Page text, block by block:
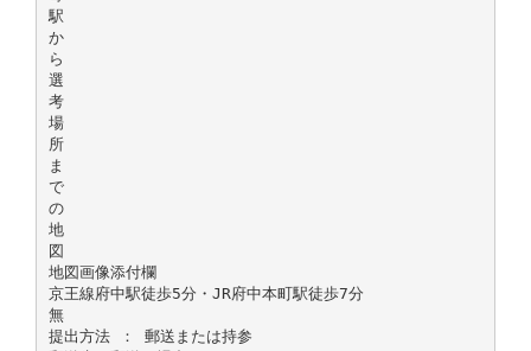
駅
か
ら
選
考
場
所
ま
で
の
地
図
地図画像添付欄
京王線府中駅徒歩5分・JR府中本町駅徒歩7分
無
提出方法 ： 郵送または持参